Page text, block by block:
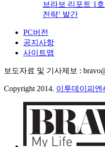
브라보 리포트 1
전략’ 발간
PC버전
공지사항
사이트맵
보도자료 및 기사제보 :
Copyright 2014. 이투데이피엔